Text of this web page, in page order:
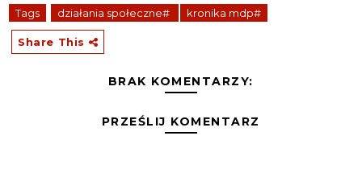
Tags działania społeczne# kronika mdp#
Share This
BRAK KOMENTARZY:
PRZEŚLIJ KOMENTARZ